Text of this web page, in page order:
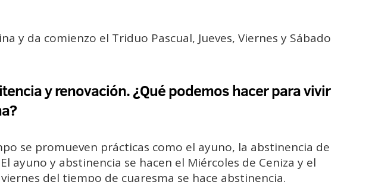
y da comienzo el Triduo Pascual, Jueves, Viernes y Sábado
y renovación. ¿Qué podemos hacer para vivir
se promueven prácticas como el ayuno, la abstinencia de
ayuno y abstinencia se hacen el Miércoles de Ceniza y el
del tiempo de cuaresma se hace abstinencia.